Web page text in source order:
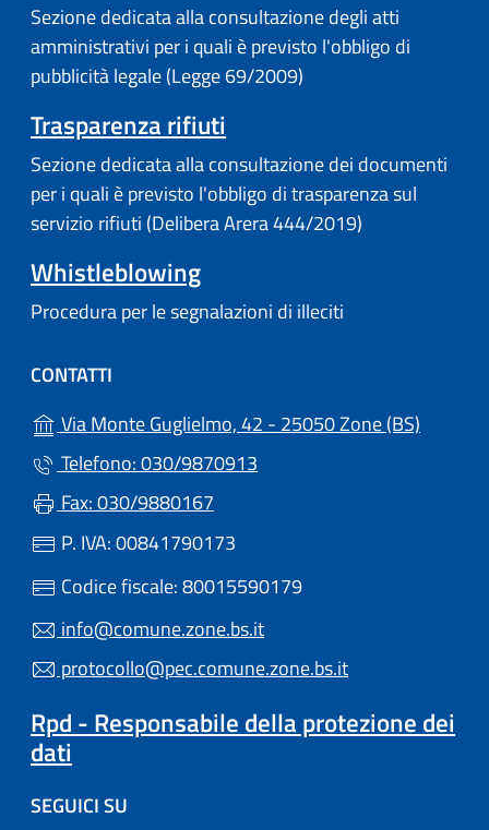
Sezione dedicata alla consultazione degli atti
amministrativi per i quali è previsto l'obbligo di
pubblicità legale (Legge 69/2009)
Trasparenza rifiuti
Sezione dedicata alla consultazione dei documenti
per i quali è previsto l'obbligo di trasparenza sul
servizio rifiuti (Delibera Arera 444/2019)
Whistleblowing
Procedura per le segnalazioni di illeciti
CONTATTI
Via Monte Guglielmo, 42 - 25050 Zone (BS)
Telefono: 030/9870913
Fax: 030/9880167
P. IVA: 00841790173
Codice fiscale: 80015590179
info@comune.zone.bs.it
protocollo@pec.comune.zone.bs.it
Rpd - Responsabile della protezione dei
dati
SEGUICI SU